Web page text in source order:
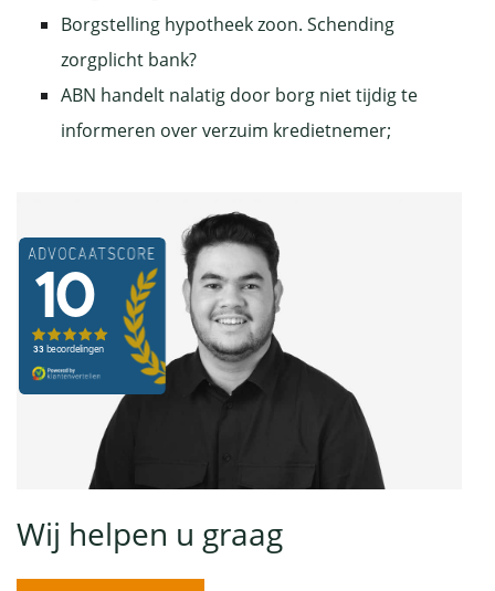
Borgstelling hypotheek zoon. Schending
zorgplicht bank?
ABN handelt nalatig door borg niet tijdig te
informeren over verzuim kredietnemer;
Wij helpen u graag